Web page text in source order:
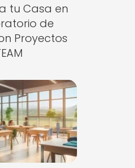
tu Casa en
de
Proyectos